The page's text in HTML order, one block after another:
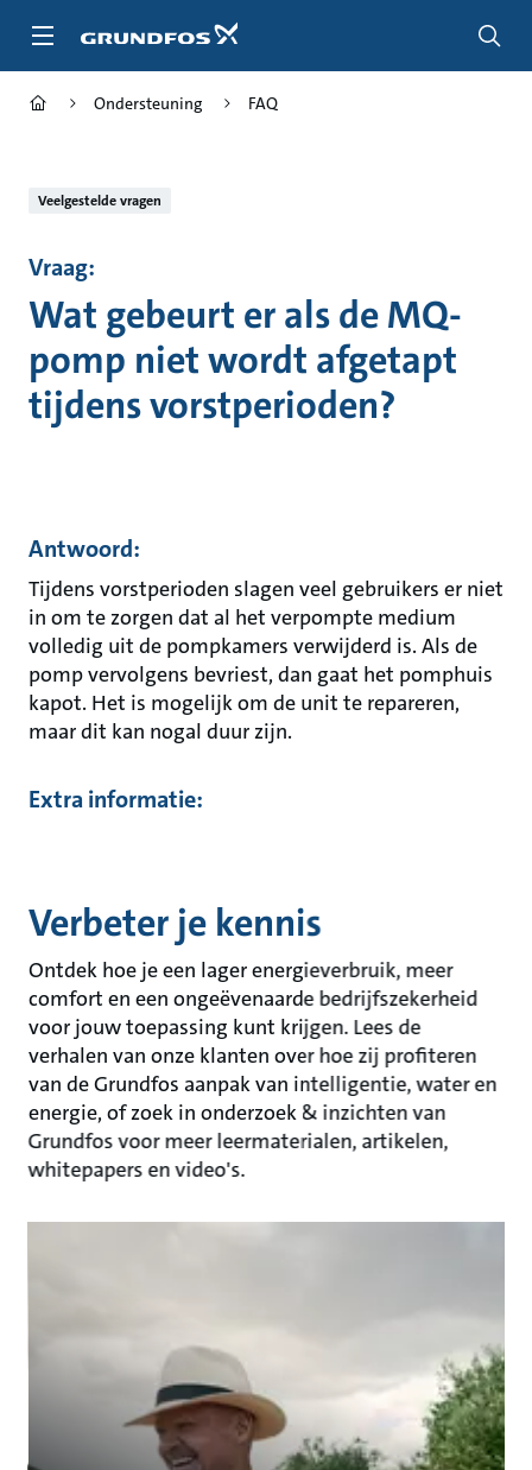
naar
Ondersteuning FAQ
Veelgestelde vragen
Vraag:
Wat gebeurt er als de MQ-
pomp niet wordt afgetapt
tijdens vorstperioden?
Antwoord:
Tijdens vorstperioden slagen veel gebruikers er niet
in om te zorgen dat al het verpompte medium
volledig uit de pompkamers verwijderd is. Als de
pomp vervolgens bevriest, dan gaat het pomphuis
kapot. Het is mogelijk om de unit te repareren,
maar dit kan nogal duur zijn.
Extra informatie:
Verbeter je kennis
Ontdek hoe je een lager energieverbruik, meer
comfort en een ongeëvenaarde bedrijfszekerheid
voor jouw toepassing kunt krijgen. Lees de
verhalen van onze klanten over hoe zij profiteren
van de Grundfos aanpak van intelligentie, water en
energie, of zoek in onderzoek & inzichten van
Grundfos voor meer leermaterialen, artikelen,
whitepapers en video's.